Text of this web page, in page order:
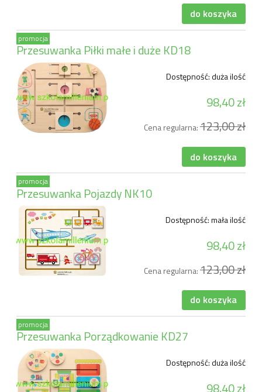
do koszyka
Przesuwanka Piłki małe i duże KD18
Dostępność:duża ilość
98,40 zł
Cena regularna:123,00 zł
do koszyka
promocja
Przesuwanka Pojazdy NK10
Dostępność:mała ilość
98,40 zł
Cena regularna:123,00 zł
do koszyka
promocja
Przesuwanka Porządkowanie KD27
Dostępność:duża ilość
98,40 zł
promocja